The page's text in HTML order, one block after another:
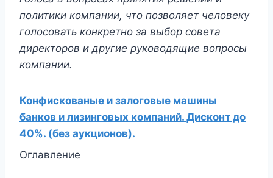
политики компании, что позволяет человеку
голосовать конкретно за выбор совета
директоров и другие руководящие вопросы
компании.
Конфискованые и залоговые машины
банков и лизинговых компаний. Дисконт до
40%. (без аукционов).
Оглавление